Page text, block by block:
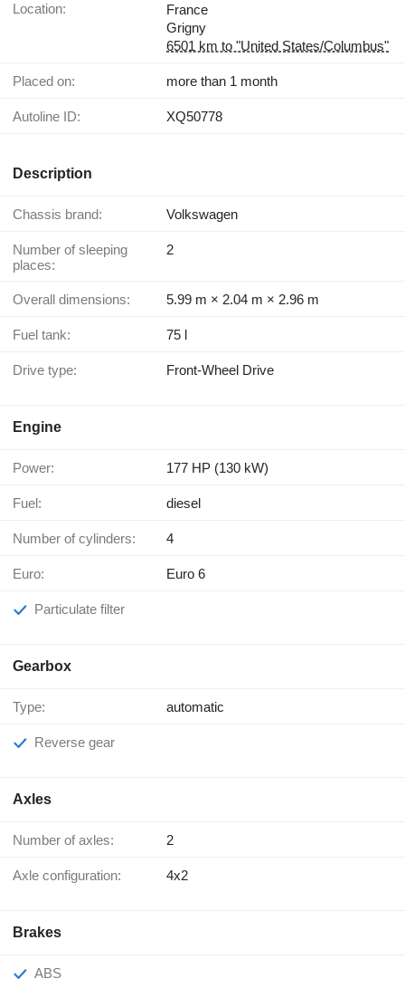
Location:
France
Grigny
6501 km to "United States/Columbus"
Placed on: more than 1 month
Autoline ID: XQ50778
Description
Chassis brand: Volkswagen
Number of sleeping
places:
2
Overall dimensions: 5.99 m × 2.04 m × 2.96 m
Fuel tank: 75 l
Drive type: Front-Wheel Drive
Engine
Power: 177 HP (130 kW)
Fuel: diesel
Number of cylinders: 4
Euro: Euro 6
Particulate filter
Gearbox
Type: automatic
Reverse gear
Axles
Number of axles: 2
Axle configuration: 4x2
Brakes
ABS